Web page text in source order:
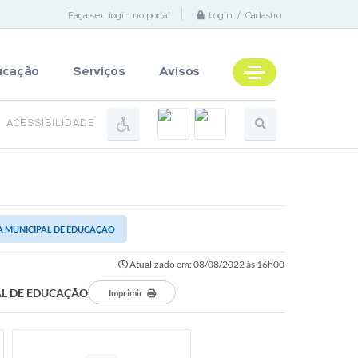
Faça seu login no portal Login / Cadastro
Serviços Avisos
ACESSIBILIDADE
MUNICIPAL DE EDUCAÇÃO
Atualizado em: 08/08/2022 às 16h00
DE EDUCAÇÃO Imprimir